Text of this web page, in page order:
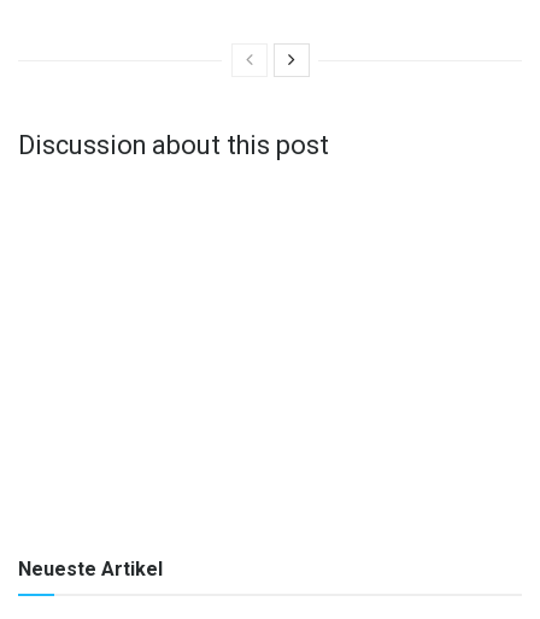
Discussion about this post
Neueste Artikel